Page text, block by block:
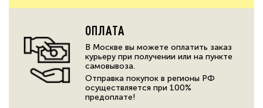
ОПЛАТА
В Москве вы можете оплатить заказ
курьеру при получении или на пункте
самовывоза.
Отправка покупок в регионы РФ
осуществляется при 100%
предоплате!